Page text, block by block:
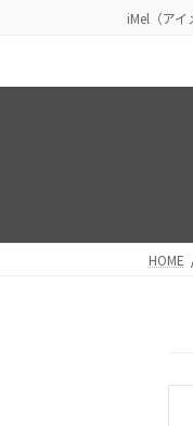
ン
プ
ー
動
iMel（ア
HOME